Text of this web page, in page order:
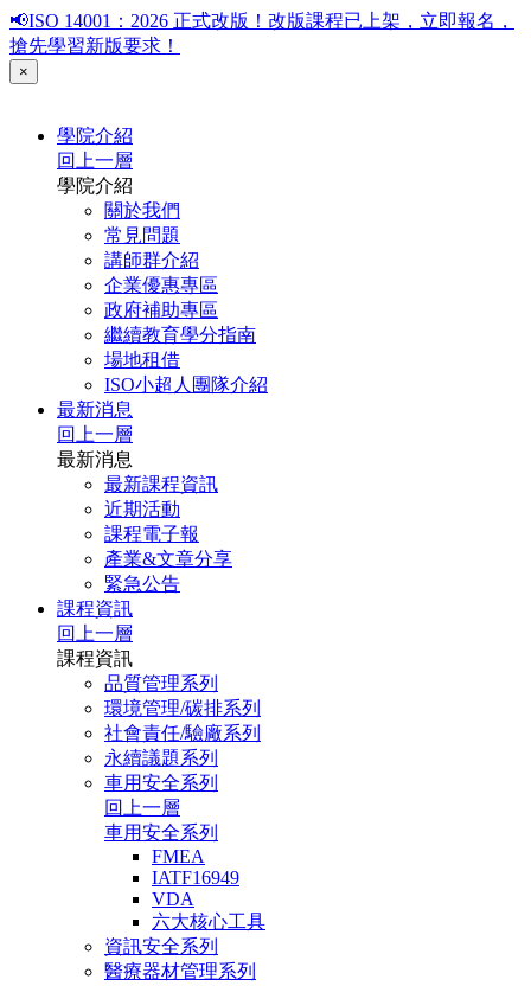
📢ISO 14001：2026 正式改版！改版課程已上架，立即報名，
搶先學習新版要求！
×
學院介紹
回上一層
學院介紹
關於我們
常見問題
講師群介紹
企業優惠專區
政府補助專區
繼續教育學分指南
場地租借
ISO小超人團隊介紹
最新消息
回上一層
最新消息
最新課程資訊
近期活動
課程電子報
產業&文章分享
緊急公告
課程資訊
回上一層
課程資訊
品質管理系列
環境管理/碳排系列
社會責任/驗廠系列
永續議題系列
車用安全系列
回上一層
車用安全系列
FMEA
IATF16949
VDA
六大核心工具
資訊安全系列
醫療器材管理系列